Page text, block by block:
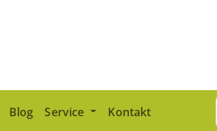
Blog Service Kontakt